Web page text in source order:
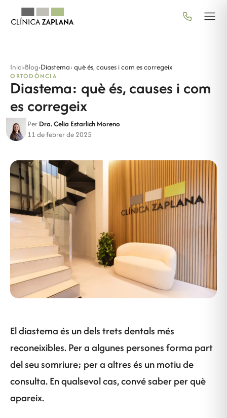
Inici›Blog›Diastema: què és, causes i com es corregeix
ORTODÒNCIA
Diastema: què és, causes i com
es corregeix
Per Dra. Celia Estarlich Moreno
11 de febrer de 2025
El diastema és un dels trets dentals més
reconeixibles. Per a algunes persones forma part
del seu somriure; per a altres és un motiu de
consulta. En qualsevol cas, convé saber per què
apareix.